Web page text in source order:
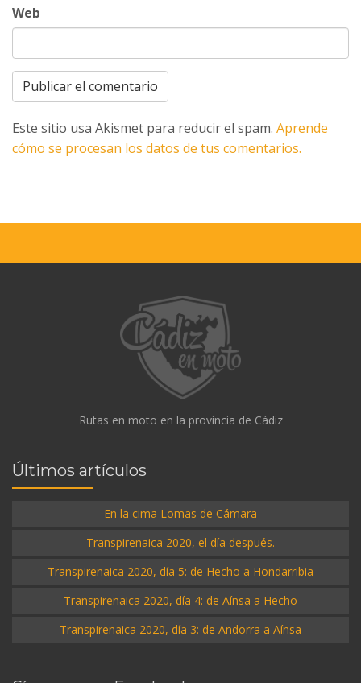
Web
Este sitio usa Akismet para reducir el spam. Aprende
cómo se procesan los datos de tus comentarios.
Rutas en moto en la provincia de Cádiz
Últimos artículos
En la cima Lomas de Cámara
Transpirenaica 2020, el día después.
Transpirenaica 2020, día 5: de Hecho a Hondarribia
Transpirenaica 2020, día 4: de Aínsa a Hecho
Transpirenaica 2020, día 3: de Andorra a Aínsa